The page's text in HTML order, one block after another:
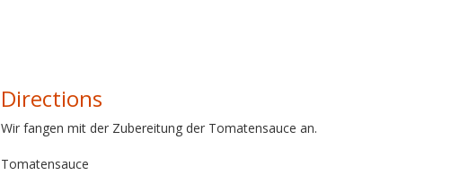
Directions
Wir fangen mit der Zubereitung der Tomatensauce an.
Tomatensauce